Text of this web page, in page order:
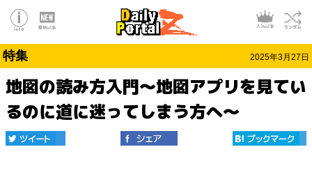
特集 2025年3月27日
地図の読み方入門～地図アプリを見てい
るのに道に迷ってしまう方へ～